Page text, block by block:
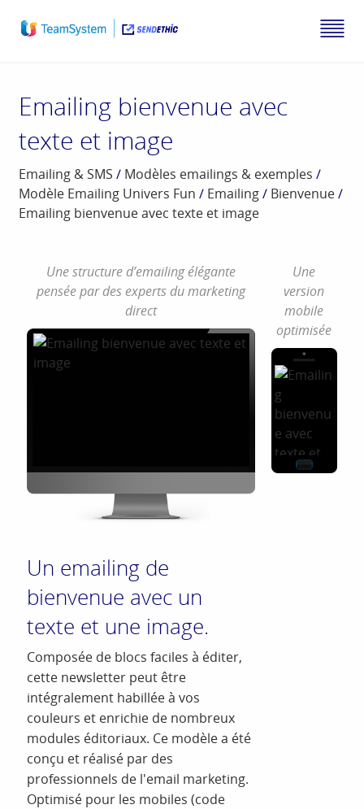
Emailing bienvenue avec
texte et image
Emailing & SMS / Modèles emailings & exemples /
Modèle Emailing Univers Fun / Emailing/ Bienvenue/
Emailing bienvenue avec texte et image
Une structure d’emailing élégante
pensée par des experts du marketing
direct
Une
version
mobile
optimisée
Un emailing de
bienvenue avec un
texte et une image.
Composée de blocs faciles à éditer,
cette newsletter peut être
intégralement habillée à vos
couleurs et enrichie de nombreux
modules éditoriaux. Ce modèle a été
conçu et réalisé par des
professionnels de l'email marketing.
Optimisé pour les mobiles (code